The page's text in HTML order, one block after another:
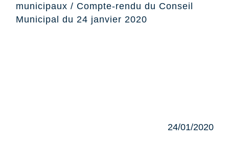
municipaux / Compte-rendu du Conseil
Municipal du 24 janvier 2020
24/01/2020